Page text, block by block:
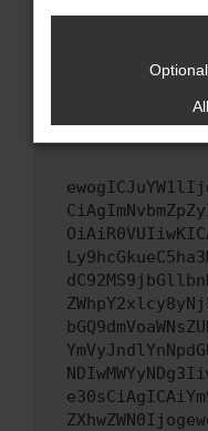
Wende dich
Wenn du alle
hast,
versuchen, das
uns diesen Text